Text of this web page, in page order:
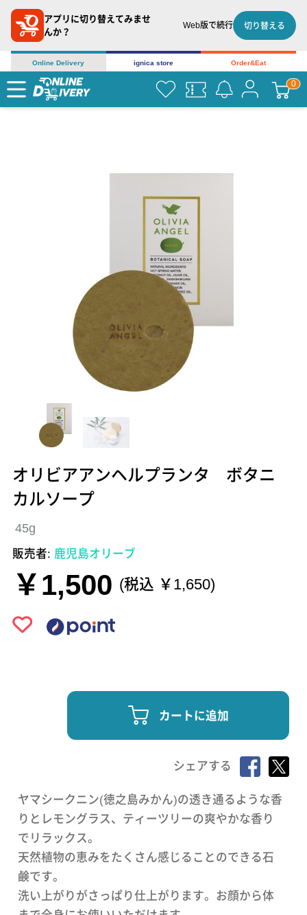
アプリに切り替えてみませ
んか？
Web版で続行 切り替える
Online Delivery ignica store Order&Eat
オリビアアンヘルプランタ ボタニ
カルソープ
45g
販売者: 鹿児島オリーブ
￥1,500 (税込 ￥1,650)
カートに追加
シェアする
ヤマシークニン(徳之島みかん)の透き通るような香
りとレモングラス、ティーツリーの爽やかな香り
でリラックス。
天然植物の恵みをたくさん感じることのできる石
鹸です。
洗い上がりがさっぱり仕上がります。お顔から体